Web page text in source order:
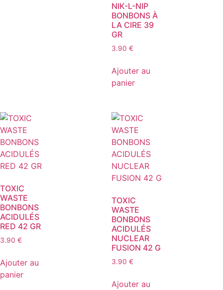
NIK-L-NIP
BONBONS À
LA CIRE 39
GR
3.90 €
Ajouter au
panier
TOXIC
WASTE
BONBONS
ACIDULÉS
RED 42 GR
3.90 €
Ajouter au
panier
TOXIC
WASTE
BONBONS
ACIDULÉS
NUCLEAR
FUSION 42 G
3.90 €
Ajouter au